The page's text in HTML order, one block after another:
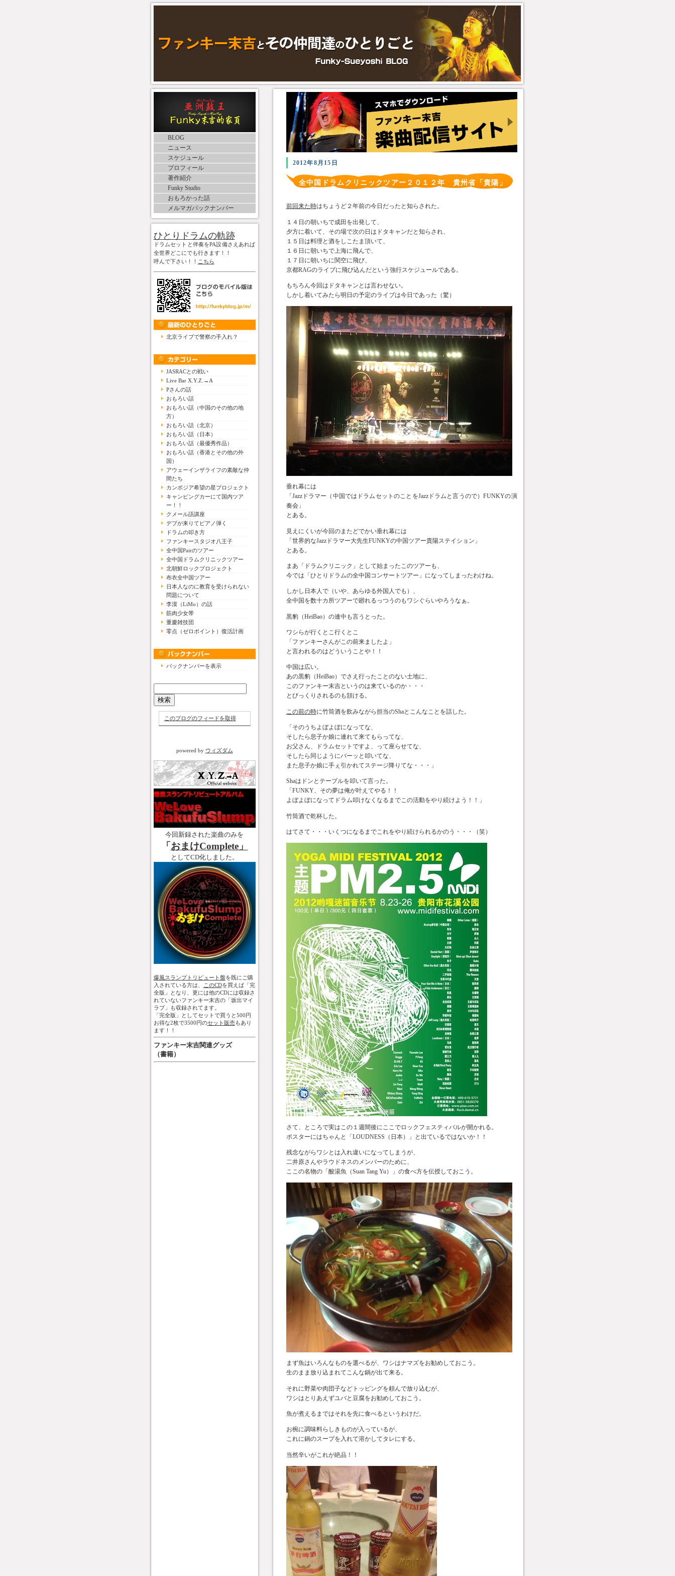
BLOG
ニュース
スケジュール
プロフィール
著作紹介
Funky Studio
おもろかった話
メルマガバックナンバー
ひとりドラムの軌跡
ドラムセットと伴奏をPA設備さえあれば
全世界どこにでも行きます！！
呼んで下さい！！ こちら
北京ライブで警察の手入れ？
JASRACとの戦い
Live Bar X.Y.Z.→A
Pさんの話
おもろい話
おもろい話（中国のその他の地
方）
おもろい話（北京）
おもろい話（日本）
おもろい話（最優秀作品）
おもろい話（香港とその他の外
国）
アウェーインザライフの素敵な仲
間たち
カンボジア希望の星プロジェクト
キャンピングカーにて国内ツア
ー！！
クメール語講座
デブが来りてピアノ弾く
ドラムの叩き方
ファンキースタジオ八王子
全中国Pairのツアー
全中国ドラムクリニックツアー
北朝鮮ロックプロジェクト
布衣全中国ツアー
日本人なのに教育を受けられない
問題について
李漠（LiMo）の話
筋肉少女帯
重慶雑技団
零点（ゼロポイント）復活計画
バックナンバーを表示
このブログのフィードを取得
powered by ウィズダム
今回新録された楽曲のみを
「おまけComplete」
としてCD化しました。
爆風スランプトリビュート盤を既にご購
入されている方は、
このCDを買えば「完
全版」となり、更には他のCDには収録さ
れていないファンキー末吉の「坂出マイ
ラブ」も収録されてます。
「完全版」としてセットで買うと500円
お得な2枚で3500円のセット販売もあり
ます！！
ファンキー末吉関連グッズ
（書籍）
2012年8月15日
全中国ドラムクリニックツアー２０１２年 貴州省「貴陽」
前回来た時はちょうど２年前の今日だったと知らされた。
１４日の朝いちで成田を出発して、
夕方に着いて、その場で次の日はドタキャンだと知らされ、
１５日は料理と酒をしこたま頂いて、
１６日に朝いちで上海に飛んで、
１７日に朝いちに関空に飛び、
京都RAGのライブに飛び込んだという強行スケジュールである。
もちろん今回はドタキャンとは言わせない。
しかし着いてみたら明日の予定のライブは今日であった（驚）
垂れ幕には
「Jazzドラマー（中国ではドラムセットのことをJazzドラムと言うので）FUNKYの演
奏会」
とある。
見えにくいが今回のまたどでかい垂れ幕には
「世界的なJazzドラマー大先生FUNKYの中国ツアー貴陽ステイション」
とある。
まあ「ドラムクリニック」として始まったこのツアーも、
今では「ひとりドラムの全中国コンサートツアー」になってしまったわけね。
しかし日本人で（いや、あらゆる外国人でも）、
全中国を数十カ所ツアーで廻れるっつうのもワシぐらいやろうなぁ。
黒豹（HeiBao）の連中も言うとった。
ワシらが行くとこ行くとこ
「ファンキーさんがこの前来ましたよ」
と言われるのはどういうことや！！
中国は広い。
あの黒豹（HeiBao）でさえ行ったことのない土地に、
このファンキー末吉というのは来ているのか・・・
とびっくりされるのも頷ける。
この前の時に竹筒酒を飲みながら担当のShaとこんなことを話した。
「そのうちよぼよぼになってな、
そしたら息子か娘に連れて来てもらってな、
お父さん、ドラムセットですよ、って座らせてな、
そしたら同じようにバーッと叩いてな、
また息子か娘に手ぇ引かれてステージ降りてな・・・」
Shaはドンとテーブルを叩いて言った。
「FUNKY、その夢は俺が叶えてやる！！
よぼよぼになってドラム叩けなくなるまでこの活動をやり続けよう！！」
竹筒酒で乾杯した。
はてさて・・・いくつになるまでこれをやり続けられるかのう・・・（笑）
さて、ところで実はこの１週間後にここでロックフェスティバルが開かれる。
ポスターにはちゃんと「LOUDNESS（日本）」と出ているではないか！！
残念ながらワシとは入れ違いになってしまうが、
二井原さんやラウドネスのメンバーのために、
ここの名物の「酸湯魚（Suan Tang Yu）」の食べ方を伝授しておこう。
まず魚はいろんなものを選べるが、ワシはナマズをお勧めしておこう。
生のまま放り込まれてこんな鍋が出て来る。
それに野菜や肉団子などトッピングを頼んで放り込むが、
ワシはとりあえずユバと豆腐をお勧めしておこう。
魚が煮えるまではそれを先に食べるというわけだ。
お椀に調味料らしきものが入っているが、
これに鍋のスープを入れて溶かしてタレにする。
当然辛いがこれが絶品！！